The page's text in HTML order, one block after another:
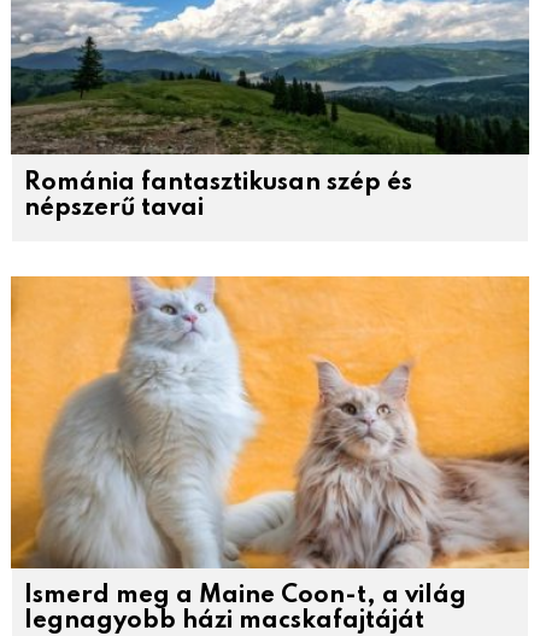
Románia fantasztikusan szép és
népszerű tavai
Ismerd meg a Maine Coon-t, a világ
legnagyobb házi macskafajtáját